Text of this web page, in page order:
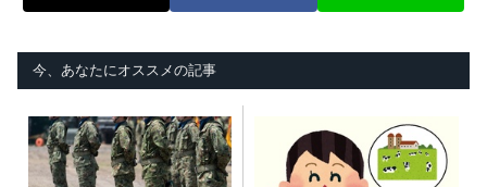
今、あなたにオススメの記事